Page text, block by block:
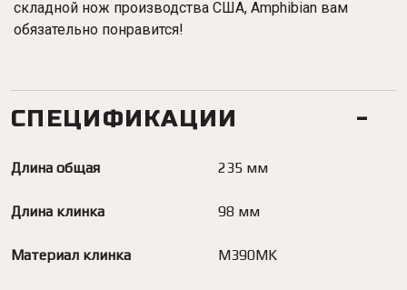
складной нож производства США, Amphibian вам
обязательно понравится!
СПЕЦИФИКАЦИИ
Длина общая 235 мм
Длина клинка 98 мм
Материал клинка M390MK